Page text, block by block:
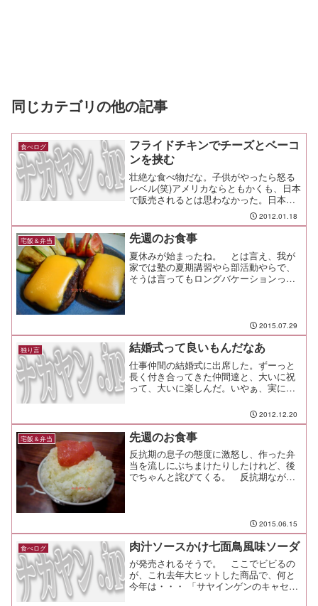
同じカテゴリの他の記事
食べログ
フライドチキンでチーズとベーコ
ンを挟む
壮絶な食べ物だな。子供がやったら怒る
レベル(笑)アメリカならともかくも、日本
で販売されるとは思わなかった。日本人
の食生活もここまで変化したのか
ー//japan.kfc.co.jp/news/news120116kfc.
html
2012.01.18
宅飯＆弁当 先週のお食事
夏休みが始まったね。 とは言え、我が
家では塾の夏期講習やら部活動やらで、
そうは言ってもロングバケーションって
2015.07.29
独り言 結婚式って良いもんだなあ
仕事仲間の結婚式に出席した。ずーっと
長く付き合ってきた仲間達と、大いに祝
って、大いに楽しんだ。いやぁ、実に感
と距離が開いてしまった寂しさと、何や
らホッとした気持ちと。でも、これだけ
は言わせてもらおう。 本...
2012.12.20
宅飯＆弁当 先週のお食事
反抗期の息子の態度に激怒し、作った弁
当を流しにぶちまけたりしたけれど、後
でちゃんと詫びてくる。 反抗期ながら
2015.06.15
食べログ 肉汁ソースかけ七面鳥風味ソーダ
が発売されるそうで。 ここでビビるの
が、これ去年大ヒットした商品で、何と
今年は・・・ 「サヤインゲンのキャセロ